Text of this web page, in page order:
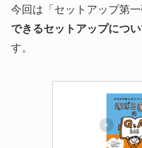
今回は「セットアップ第一
できるセットアップにつ
す。